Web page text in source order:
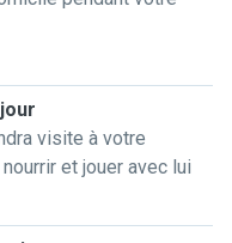
visite à votre
et jouer avec lui